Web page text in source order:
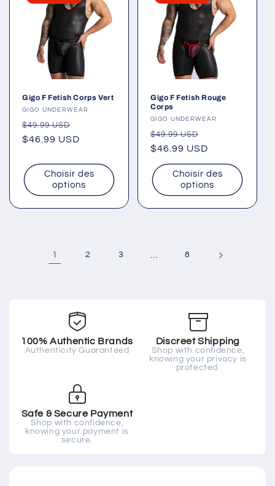
Gigo F Fetish Corps Vert
Fournisseur :
GIGO UNDERWEAR
Prix
habituel
$49.99 USD
promotionnel
$46.99 USD
Choisir des
options
Gigo F Fetish Rouge
Corps
Fournisseur :
GIGO UNDERWEAR
Prix
habituel
$49.99 USD
promotionnel
$46.99 USD
Choisir des
options
1 2 3 … 8
100% Authentic Brands
Authenticity Guaranteed
Discreet Shipping
Shop with confidence,
knowing your privacy is
protected.
Safe & Secure Payment
Shop with confidence,
knowing your payment is
secure.